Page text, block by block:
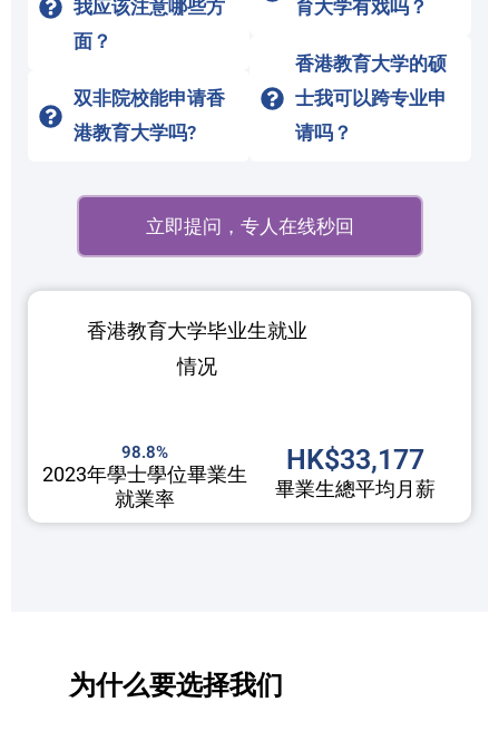
我应该注意哪些方
面？
双非院校能申请香
港教育大学吗?
育大学有戏吗？
香港教育大学的硕
士我可以跨专业申
请吗？
立即提问，专人在线秒回
香港教育大学毕业生就业
情况
98.8%
2023年學士學位畢業生
就業率
HK$33,177
畢業生總平均月薪
为什么要选择我们